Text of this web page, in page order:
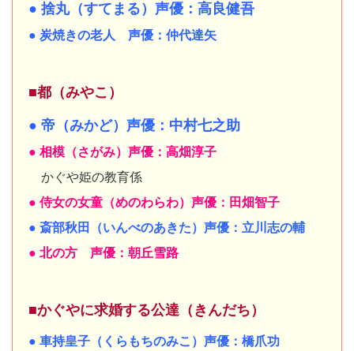
● 捨丸（すてまる）声優：高良健吾
● 炭焼きの老人 声優：仲代達矢
■都（みやこ）
● 帝（みかど）声優：中村七之助
● 相模（さがみ）声優：高畑淳子
かぐや姫の教育係
● 侍女の女童（めのわらわ）声優：田畑智子
● 斎部秋田（いんべのあきた）声優：立川志の輔
● 北の方 声優：朝丘雪路
■かぐやに求婚する公達（きんだち）
● 車持皇子（くらもちのみこ）声優：橋爪功